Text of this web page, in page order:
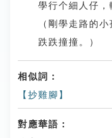
學行个細人仔，
（剛學走路的
跌跌撞撞。）
相似詞：
【抄雞腳】
對應華語：